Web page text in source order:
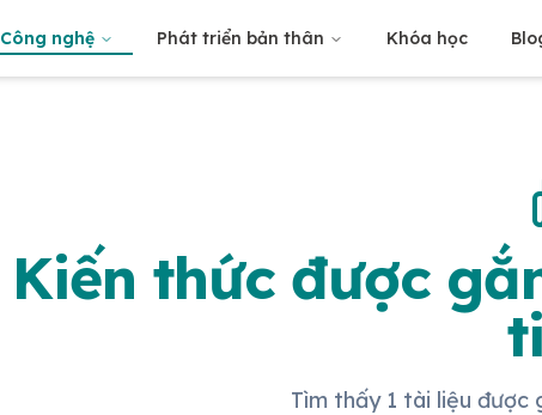
Công nghệ Phát triển bản thân Khóa học
Kiến thức được
Tìm thấy 1 tài liệu được